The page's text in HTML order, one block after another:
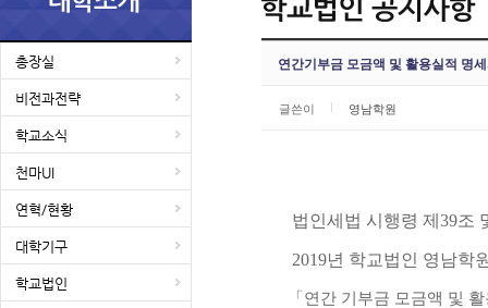
총장실
비전과전략
학교소식
천마UI
연혁/현황
대학기구
학교법인
연간기부금 모금액 및 활용실적 명
글쓴이 영남학원
법인세법 시행령 제39조
2019년 학교법인 영남학
「 연간 기부금 모금액 및